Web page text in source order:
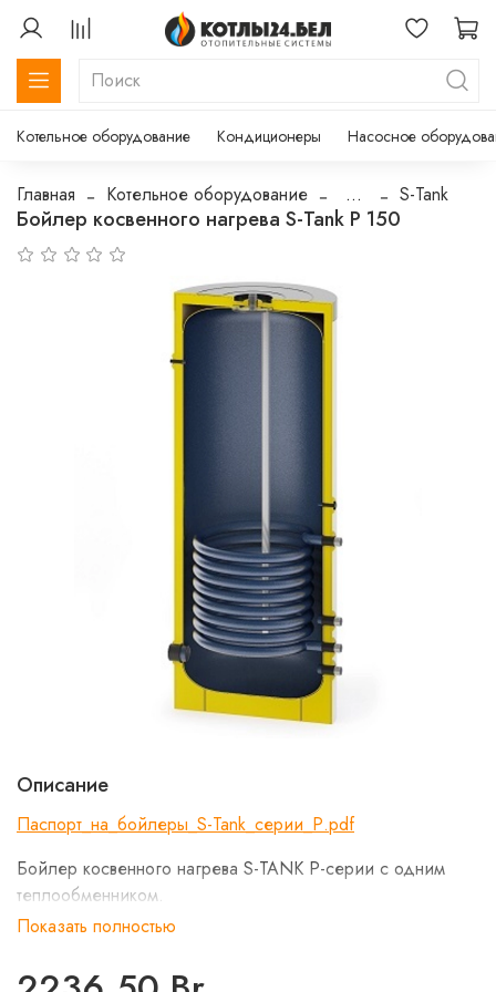
Котельное оборудование Кондиционеры Насосное
Главная Котельное оборудование ... S-Tank
Бойлер косвенного нагрева S-Tank P 150
Описание
Паспорт_на_бойлеры_S-Tank_серии_Р.pdf
Бойлер косвенного нагрева S-TANK P-серии с одним
теплообменником.
Область применения:
Накопление и аккумулирование нагретой
Показать полностью